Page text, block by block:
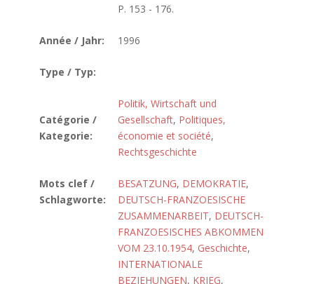
P. 153 - 176.
Année / Jahr: 1996
Type / Typ:
Catégorie /
Kategorie:
Politik, Wirtschaft und
Gesellschaft, Politiques,
économie et société,
Rechtsgeschichte
Mots clef /
Schlagworte:
BESATZUNG, DEMOKRATIE,
DEUTSCH-FRANZOESISCHE
ZUSAMMENARBEIT, DEUTSCH-
FRANZOESISCHES ABKOMMEN
VOM 23.10.1954, Geschichte,
INTERNATIONALE
BEZIEHUNGEN, KRIEG,